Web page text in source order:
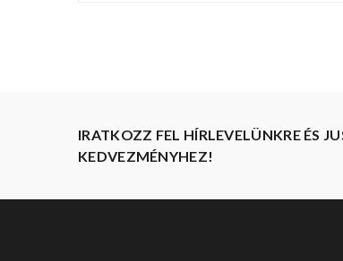
IRATKOZZ FEL HÍRLEVELÜNKRE ÉS
KEDVEZMÉNYHEZ!